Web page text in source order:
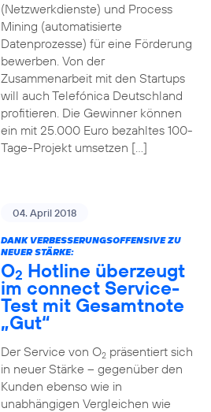
(Netzwerkdienste) und Process
Mining (automatisierte
Datenprozesse) für eine Förderung
bewerben. Von der
Zusammenarbeit mit den Startups
will auch Telefónica Deutschland
profitieren. Die Gewinner können
ein mit 25.000 Euro bezahltes 100-
Tage-Projekt umsetzen […]
04. April 2018
DANK VERBESSERUNGSOFFENSIVE ZU
NEUER STÄRKE:
O2 Hotline überzeugt
im connect Service-
Test mit Gesamtnote
„Gut“
Der Service von O2präsentiert sich
in neuer Stärke – gegenüber den
Kunden ebenso wie in
unabhängigen Vergleichen wie